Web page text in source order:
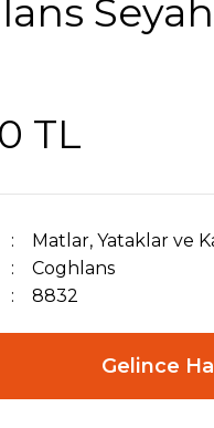
TL
Matlar, Yataklar ve
Coghlans
8832
Gelince